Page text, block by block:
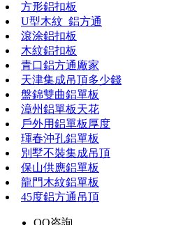
方形鋁扣板
U型木紋_鋁方通
滾涂鋁扣板
木紋鋁扣板
青口鋁方通廠家
天津集成吊頂多少錢
盤錦雙曲鋁單板
漳州鋁單板天花
戶外用鋁單板厚度
琿春沖孔鋁單板
別墅不裝集成吊頂
保山供應鋁單板
龍門木紋鋁單板
45度鋁方通吊頂
QQ咨詢